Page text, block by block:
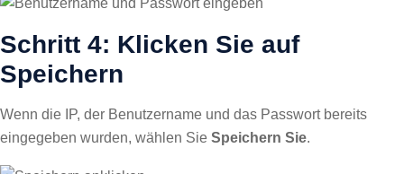
Schritt 4: Klicken Sie auf
Speichern
Wenn die IP, der Benutzername und das Passwort bereits
eingegeben wurden, wählen Sie Speichern Sie.